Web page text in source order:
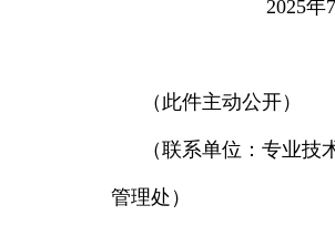
2025年
（此件主动公开）
（联系单位：专业技
管理处）